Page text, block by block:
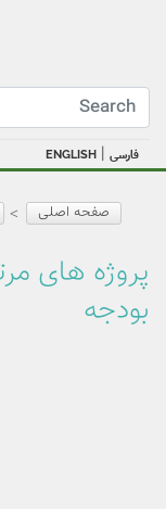
ENGLISH | فارسی
صفحه اصلی
پروژه های
بودجه